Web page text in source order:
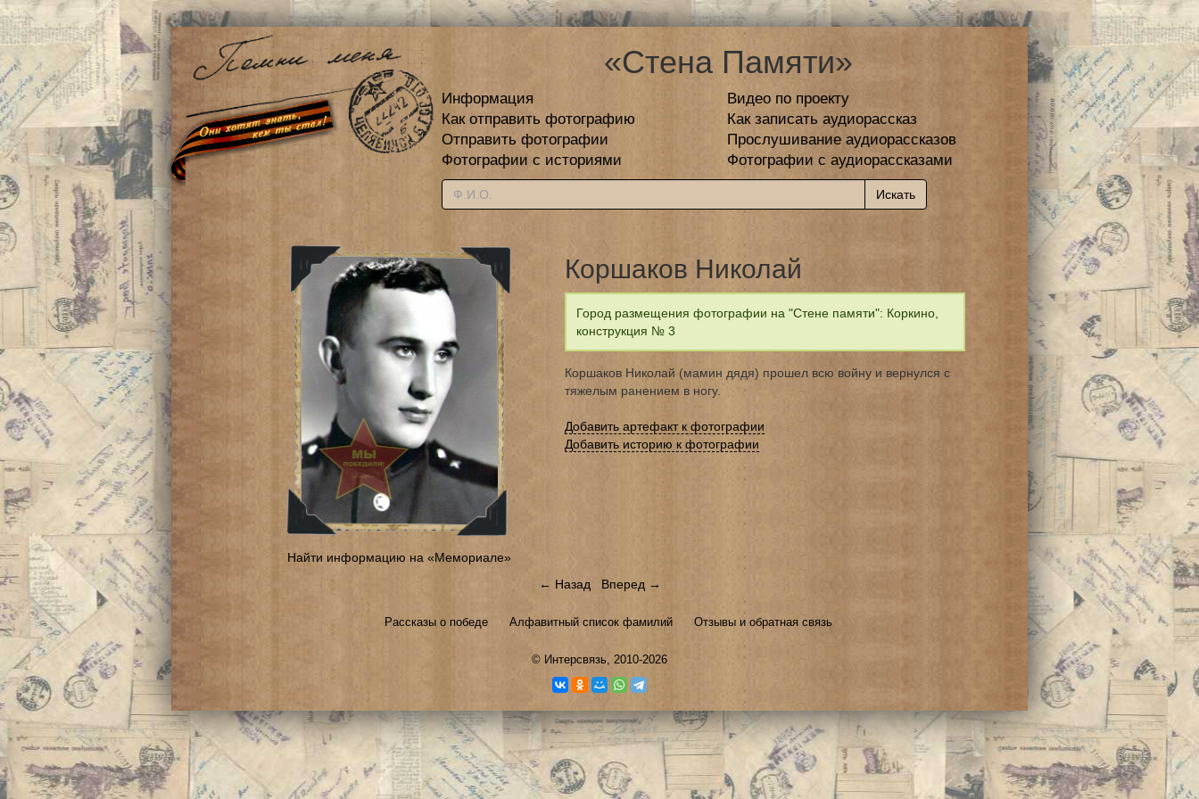
«Стена Памяти»
Информация
Видео по проекту
Как отправить фотографию
Как записать аудиорассказ
Отправить фотографии
Прослушивание аудиорассказов
Фотографии с историями
Фотографии с аудиорассказами
Найти информацию на «Мемориале»
Коршаков Николай
Город размещения фотографии на "Стене памяти": Коркино,
конструкция № 3
Коршаков Николай (мамин дядя) прошел всю войну и вернулся с
тяжелым ранением в ногу.
Добавить артефакт к фотографии
Добавить историю к фотографии
← Назад Вперед →
Рассказы о победе Алфавитный список фамилий Отзывы и обратная связь
© Интерсвязь, 2010-2026